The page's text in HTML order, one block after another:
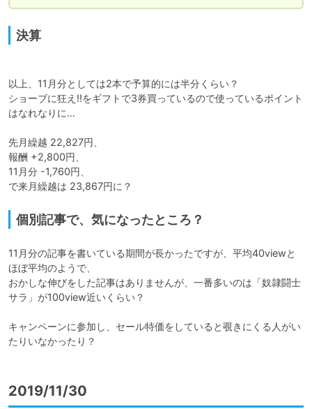
決算
以上、11月分としては2本で予算的には半分くらい？
ショーブに狂え!!をギフトで3券買っているので使っているポイント
はなれなりに…
先月繰越 22,827円、
報酬 +2,800円、
11月分 -1,760円、
で来月繰越は 23,867円に？
個別記事で、気になったところ？
11月分の記事を書いている期間が長かったですが、平均40viewと
ほぼ平均のようで、
おかしな伸びをした記事はありませんが、一番多いのは「奴隷闘士
サラ」が100view近いくらい？
キャンペーンに参加し、セール特価をしていると覗きにくる人がい
たりいなかったり？
2019/11/30